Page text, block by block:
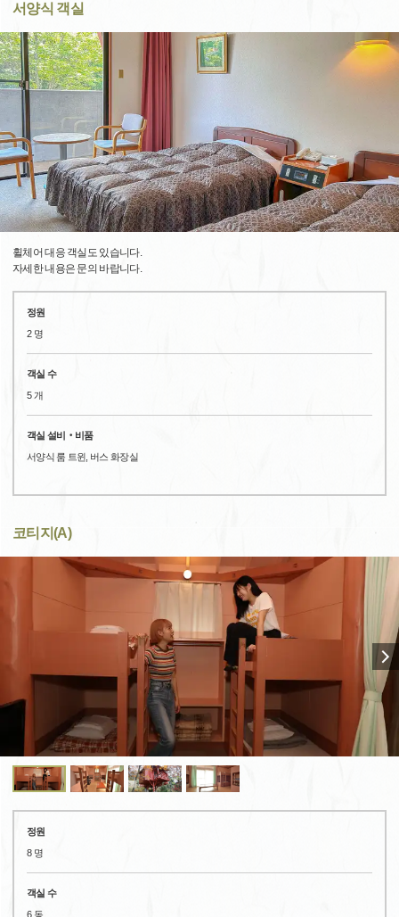
서양식 객실
휠체어 대응 객실도 있습니다.
자세한 내용은 문의 바랍니다.
정원
2 명
객실 수
5 개
객실 설비‧비품
서양식 룸 트윈, 버스 화장실
코티지(A)
정원
8 명
객실 수
6 동